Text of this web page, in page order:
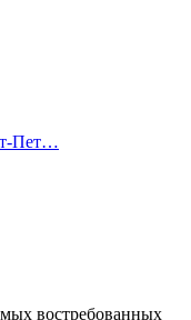
Пет…
востребованных